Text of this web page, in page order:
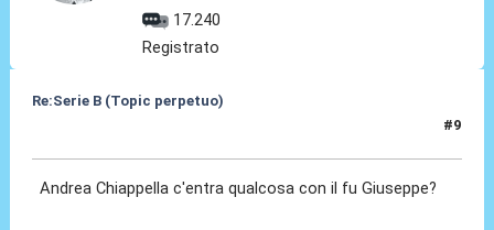
17.240
Registrato
Re:Serie B (Topic perpetuo)
#9
Andrea Chiappella c'entra qualcosa con il fu Giuseppe?